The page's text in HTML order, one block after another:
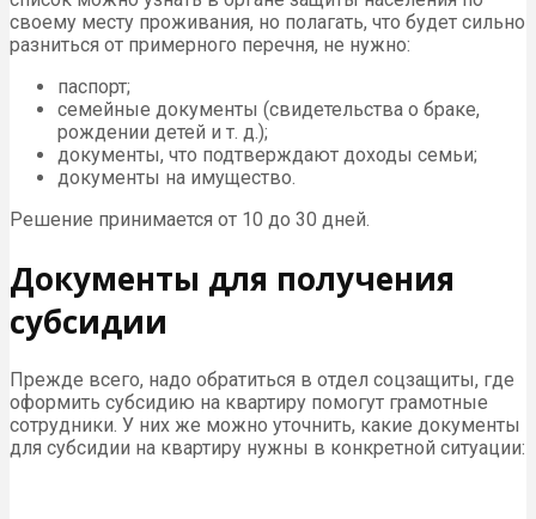
своему месту проживания, но полагать, что будет сильно
разниться от примерного перечня, не нужно:
паспорт;
семейные документы (свидетельства о браке,
рождении детей и т. д.);
документы, что подтверждают доходы семьи;
документы на имущество.
Решение принимается от 10 до 30 дней.
Документы для получения
субсидии
Прежде всего, надо обратиться в отдел соцзащиты, где
оформить субсидию на квартиру помогут грамотные
сотрудники. У них же можно уточнить, какие документы
для субсидии на квартиру нужны в конкретной ситуации: